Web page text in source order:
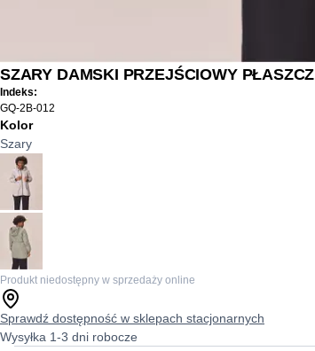
SZARY DAMSKI PRZEJŚCIOWY PŁASZCZ
Indeks:
GQ-2B-012
Kolor
Szary
Produkt niedostępny w sprzedaży online
Sprawdź dostępność w sklepach stacjonarnych
Wysyłka 1-3 dni robocze